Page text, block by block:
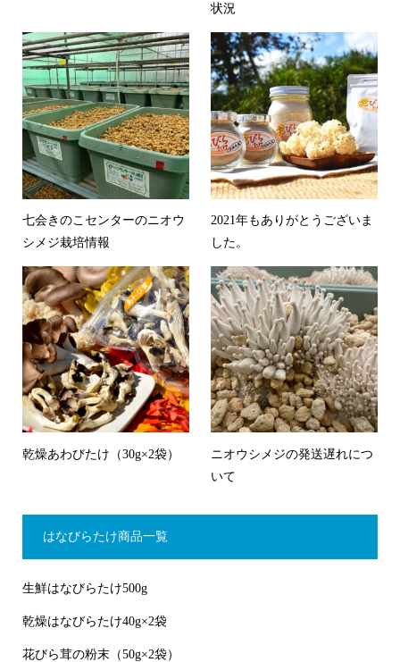
状況
七会きのこセンターのニオウ
シメジ栽培情報
2021年もありがとうございま
した。
乾燥あわびたけ（30g×2袋）
ニオウシメジの発送遅れにつ
いて
はなびらたけ商品一覧
生鮮はなびらたけ500g
乾燥はなびらたけ40g×2袋
花びら茸の粉末（50g×2袋）